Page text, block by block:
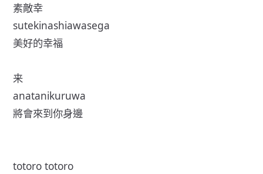
素敵幸
sutekinashiawasega
美好的幸福
来
anatanikuruwa
將會來到你身邊
totoro totoro